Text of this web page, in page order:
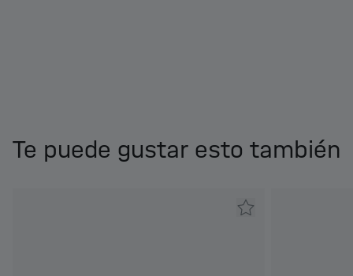
Te puede gustar esto también